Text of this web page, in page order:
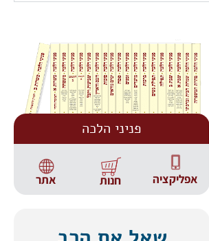
פניני הלכה
אתר חנות אפליקציה